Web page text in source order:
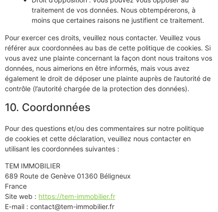
traitement de vos données. Nous obtempérerons, à
moins que certaines raisons ne justifient ce traitement.
Pour exercer ces droits, veuillez nous contacter. Veuillez vous
référer aux coordonnées au bas de cette politique de cookies. Si
vous avez une plainte concernant la façon dont nous traitons vos
données, nous aimerions en être informés, mais vous avez
également le droit de déposer une plainte auprès de l’autorité de
contrôle (l’autorité chargée de la protection des données).
10. Coordonnées
Pour des questions et/ou des commentaires sur notre politique
de cookies et cette déclaration, veuillez nous contacter en
utilisant les coordonnées suivantes :
TEM IMMOBILIER
689 Route de Genève 01360 Béligneux
France
Site web : https://tem-immobilier.fr
E-mail : contact@tem-immobilier.fr